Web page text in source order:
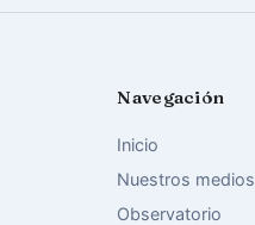
Navegación
Inicio
Nuestros medios
Observatorio